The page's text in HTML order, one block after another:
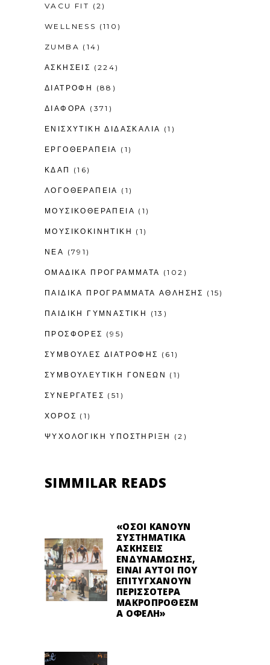
VACU FIT (2)
WELLNESS (110)
ZUMBA (14)
ΑΣΚΗΣΕΙΣ (224)
ΔΙΑΤΡΟΦΗ (88)
ΔΙΑΦΟΡΑ (371)
ΕΝΙΣΧΥΤΙΚΉ ΔΙΔΑΣΚΑΛΊΑ (1)
ΕΡΓΟΘΕΡΑΠΕΊΑ (1)
ΚΔΑΠ (16)
ΛΟΓΟΘΕΡΑΠΕΊΑ (1)
ΜΟΥΣΙΚΟΘΕΡΑΠΕΊΑ (1)
ΜΟΥΣΙΚΟΚΙΝΗΤΙΚΉ (1)
ΝΕΑ (791)
ΟΜΑΔΙΚΑ ΠΡΟΓΡΑΜΜΑΤΑ (102)
ΠΑΙΔΙΚΆ ΠΡΟΓΡΆΜΜΑΤΑ ΆΘΛΗΣΗΣ (15)
ΠΑΙΔΙΚΉ ΓΥΜΝΑΣΤΙΚΉ (13)
ΠΡΟΣΦΟΡΕΣ (95)
ΣΥΜΒΟΥΛΕΣ ΔΙΑΤΡΟΦΗΣ (61)
ΣΥΜΒΟΥΛΕΥΤΙΚΉ ΓΟΝΈΩΝ (1)
ΣΥΝΕΡΓΑΤΕΣ (51)
ΧΟΡΟΣ (1)
ΨΥΧΟΛΟΓΙΚΉ ΥΠΟΣΤΉΡΙΞΗ (2)
SIMMILAR READS
«ΌΣΟΙ ΚΆΝΟΥΝ
ΣΥΣΤΗΜΑΤΙΚΆ
ΑΣΚΉΣΕΙΣ
ΕΝΔΥΝΆΜΩΣΗΣ,
ΕΊΝΑΙ ΑΥΤΟΊ ΠΟΥ
ΕΠΙΤΥΓΧΆΝΟΥΝ
ΠΕΡΙΣΣΌΤΕΡΑ
ΜΑΚΡΟΠΡΌΘΕΣΜ
Α ΟΦΈΛΗ»